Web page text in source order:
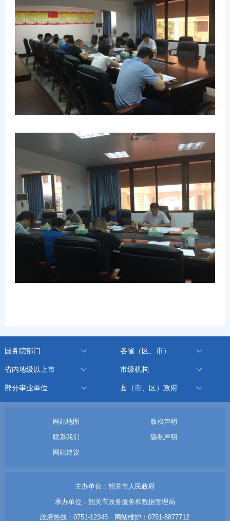
国务院部门 各省（区、市）
省内地级以上市 市级机构
部分事业单位 县（市、区）政府
网站地图
版权声明
联系我们
隐私声明
网站建议
主办单位：韶关市人民政府
承办单位：韶关市政务服务和数据管理局
政府热线：0751-12345 网站维护：0751-8877712